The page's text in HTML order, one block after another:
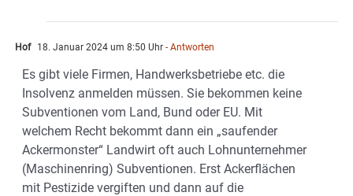
Hof 18. Januar 2024 um 8:50 Uhr - Antworten
Es gibt viele Firmen, Handwerksbetriebe etc. die
Insolvenz anmelden müssen. Sie bekommen keine
Subventionen vom Land, Bund oder EU. Mit
welchem Recht bekommt dann ein „saufender
Ackermonster“ Landwirt oft auch Lohnunternehmer
(Maschinenring) Subventionen. Erst Ackerflächen
mit Pestizide vergiften und dann auf die